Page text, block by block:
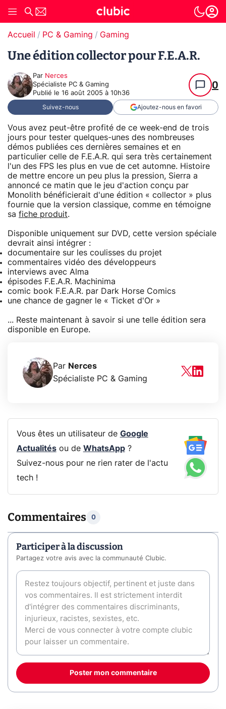
Accueil PC & Gaming Gaming
Une édition collector pour F.E.A.R.
Par Nerces
Spécialiste PC & Gaming
Publié le 16 août 2005 à 10h36
0
Suivez-nous Ajoutez-nous en favori
Vous avez peut-être profité de ce week-end de trois
jours pour tester quelques-unes des nombreuses
démos publiées ces dernières semaines et en
particulier celle de F.E.A.R. qui sera très certainement
l'un des FPS les plus en vue de cet automne. Histoire
de mettre encore un peu plus la pression, Sierra a
annoncé ce matin que le jeu d'action conçu par
Monolith bénéficierait d'une édition « collector » plus
fournie que la version classique, comme en témoigne
sa fiche produit.
Disponible uniquement sur DVD, cette version spéciale
devrait ainsi intégrer :
documentaire sur les coulisses du projet
commentaires vidéo des développeurs
interviews avec Alma
épisodes F.E.A.R. Machinima
comic book F.E.A.R. par Dark Horse Comics
une chance de gagner le « Ticket d'Or »
... Reste maintenant à savoir si une telle édition sera
disponible en Europe.
Par Nerces
Spécialiste PC & Gaming
Vous êtes un utilisateur de Google
Actualitésou de WhatsApp?
Suivez-nous pour ne rien rater de l'actu
tech !
Commentaires 0
Participer à la discussion
Partagez votre avis avec la communauté Clubic.
Poster mon commentaire